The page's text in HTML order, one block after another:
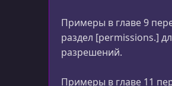
Примеры в главе 9
раздел [permissions.]
разрешений.
Примеры в главе 11